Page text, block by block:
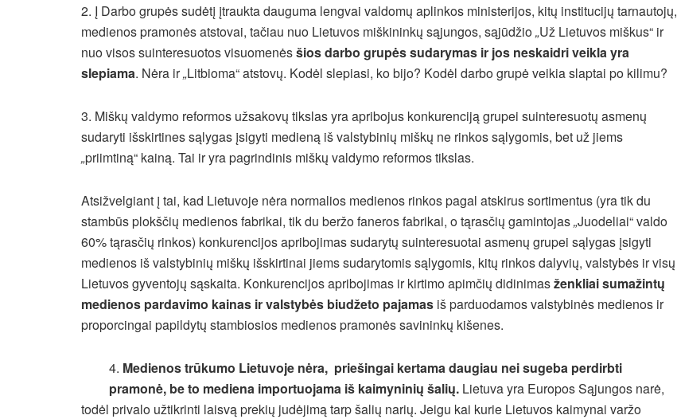
2. Į Darbo grupės sudėtį įtraukta dauguma lengvai valdomų aplinkos ministerijos, kitų institucijų tarnautojų,
medienos pramonės atstovai, tačiau nuo Lietuvos miškininkų sąjungos, sąjūdžio„Už Lietuvos miškus“ ir
nuo visos suinteresuotos visuomenėsšios darbo grupės sudarymas ir jos neskaidri veikla yra
slepiama. Nėra ir„Litbioma“ atstovų. Kodėl slepiasi, ko bijo? Kodėl darbo grupė veikia slaptai po kilimu?
3. Miškų valdymo reformos užsakovų tikslas yra apribojus konkurenciją grupei suinteresuotų asmenų
sudaryti išskirtines sąlygas įsigyti medieną iš valstybinių miškų ne rinkos sąlygomis, bet už jiems
„priimtiną“ kainą. Tai ir yra pagrindinis miškų valdymo reformos tikslas.
Atsižvelgiant į tai, kad Lietuvoje nėra normalios medienos rinkos pagal atskirus sortimentus (yra tik du
stambūs plokščių medienos fabrikai, tik du beržo faneros fabrikai, o tąrasčių gamintojas„Juodeliai“ valdo
60% tąrasčių rinkos) konkurencijos apribojimas sudarytų suinteresuotai asmenų grupei sąlygas įsigyti
medienos iš valstybinių miškų išskirtinai jiems sudarytomis sąlygomis, kitų rinkos dalyvių, valstybės ir visų
Lietuvos gyventojų sąskaita. Konkurencijos apribojimas ir kirtimo apimčių didinimasženkliai sumažintų
medienos pardavimo kainas ir valstybės biudžeto pajamas iš parduodamos valstybinės medienos ir
proporcingai papildytų stambiosios medienos pramonės savininkų kišenes.
4. Medienos trūkumo Lietuvoje nėra, priešingai kertama daugiau nei sugeba perdirbti
pramonė, be to mediena importuojama iš kaimyninių šalių. Lietuva yra Europos Sąjungos narė,
todėl privalo užtikrinti laisvą prekių judėjimą tarp šalių narių. Jeigu kai kurie Lietuvos kaimynai varžo